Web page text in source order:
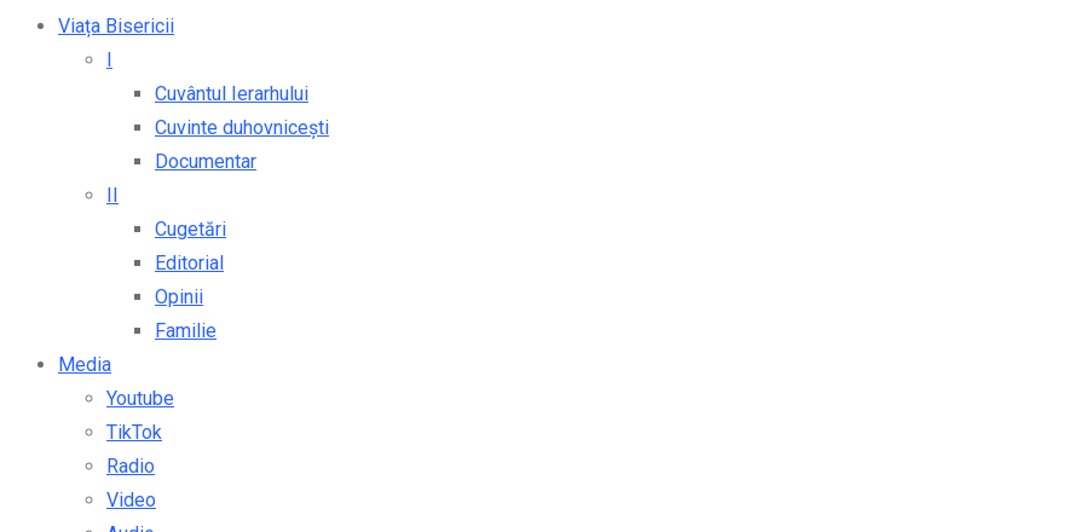
Viața Bisericii
Cuvântul Ierarhului
Cuvinte duhovnicești
Documentar
Cugetări
Editorial
Opinii
Familie
Media
Youtube
TikTok
Radio
Video